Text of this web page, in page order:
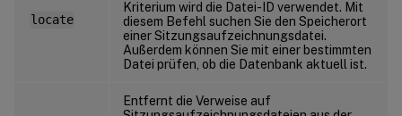
locate
Kriterium wird die Datei-ID verwendet. Mit
diesem Befehl suchen Sie den Speicherort
einer Sitzungsaufzeichnungsdatei.
Außerdem können Sie mit einer bestimmten
Datei prüfen, ob die Datenbank aktuell ist.
Entfernt die Verweise auf